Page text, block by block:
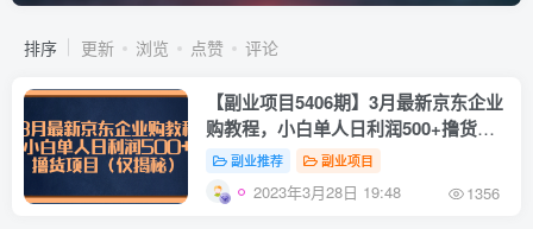
排序 更新 浏览 点赞 评论
【副业项目5406期】3月最新京东企业
购教程，小白单人日利润500+撸货项
目（仅揭秘）
副业推荐 副业项目
2023年3月28日 19:48 1356